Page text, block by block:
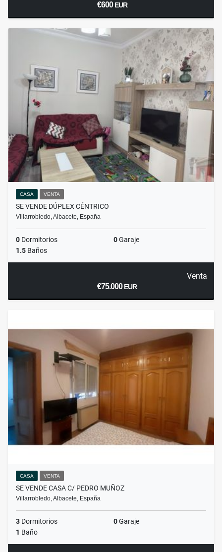
€600EUR
CASA VENTA
SE VENDE DÚPLEX CÉNTRICO
Villarrobledo, Albacete, España
0 Dormitorios 0Garaje
1.5 Baños
Venta
€75.000EUR
CASA VENTA
SE VENDE CASA C/ PEDRO MUÑOZ
Villarrobledo, Albacete, España
3 Dormitorios 0Garaje
1 Baño